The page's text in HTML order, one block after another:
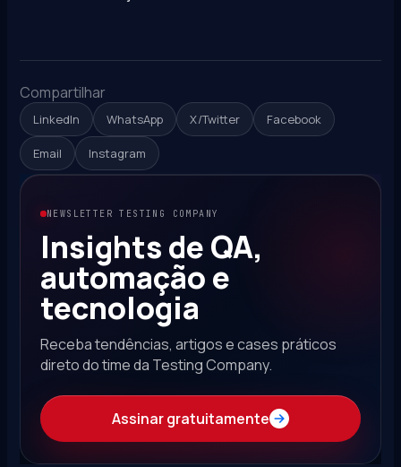
Compartilhar
LinkedIn WhatsApp X/Twitter Facebook
Email Instagram
NEWSLETTER TESTING COMPANY
Insights de QA,
automação e
tecnologia
Receba tendências, artigos e cases práticos
direto do time da Testing Company.
Assinar gratuitamente